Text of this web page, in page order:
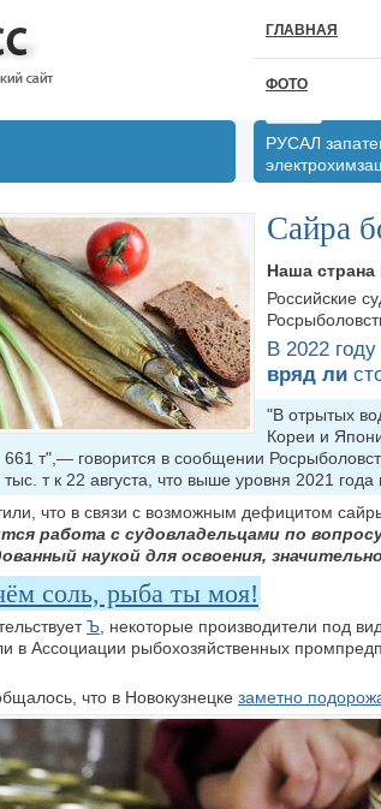
ГЛАВНАЯ
ФОТО
РУСАЛ
Сайра
Наша страна
Российские
В 2022
вряд ли
"В отрытых
Кореи и
661 т",— говорится в сообщении
тыс. т к 22 августа, что выше уровня 2021
что в связи с возможным дефицитом
работа с судовладельцами по
наукой для освоения,
соль, рыба ты моя!
Ъ , некоторые производители под
в Ассоциации рыбохозяйственных
что в Новокузнецке заметно